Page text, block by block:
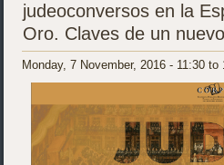
judeoconversos en la
Oro. Claves de un
Monday, 7 November, 2016 - 11:30 to